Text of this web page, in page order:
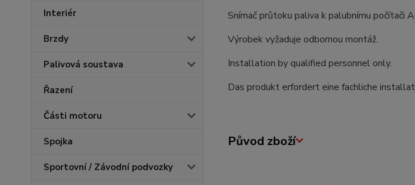
Interiér
Brzdy
Palivová soustava
Řazení
Části motoru
Spojka
Sportovní / Závodní podvozky
Snímač průtoku paliva k palubnímu počítači
Výrobek vyžaduje odbornou montáž.
Installation by qualified personnel only.
Das produkt erfordert eine fachliche
Původ zboží